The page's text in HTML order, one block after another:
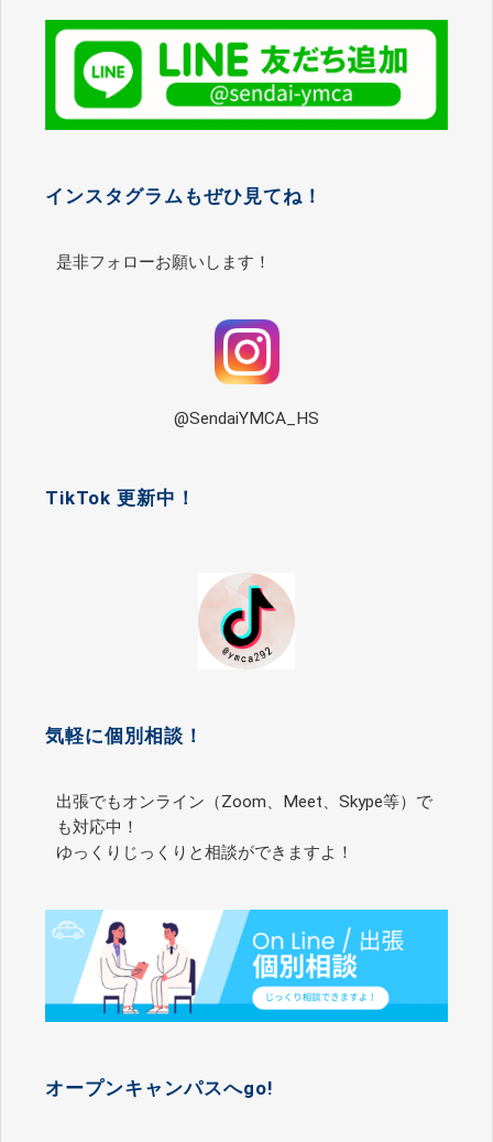
インスタグラムもぜひ見てね！
是非フォローお願いします！
@SendaiYMCA_HS
TikTok 更新中！
気軽に個別相談！
出張でもオンライン（Zoom、Meet、Skype等）で
も対応中！
ゆっくりじっくりと相談ができますよ！
オープンキャンパスへgo!